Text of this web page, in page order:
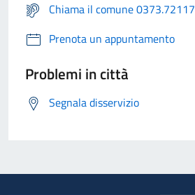
Chiama il comune 0373.72117
Prenota un appuntamento
Problemi in città
Segnala disservizio